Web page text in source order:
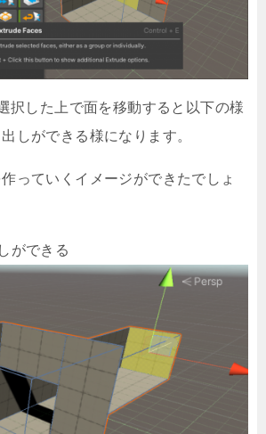
択した上で面を移動すると以下の様
しができる様になります。
っていくイメージができたでしょ
ができる